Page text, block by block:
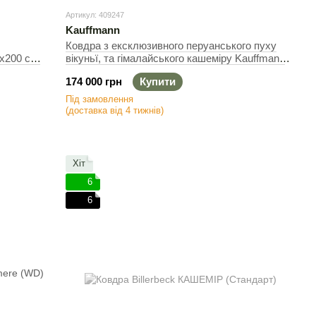
см,
Артикул: 409247
Kauffmann
Ковдра з ексклюзивного перуанського пуху
вікуньї, та гімалайського кашеміру Kauffmann
Vicuña (Всесезонна), Білий, Полуторний,
135х200 см, 400 г
174 000 грн Купити
Під замовлення
(доставка від 4 тижнів)
Хіт
6
6